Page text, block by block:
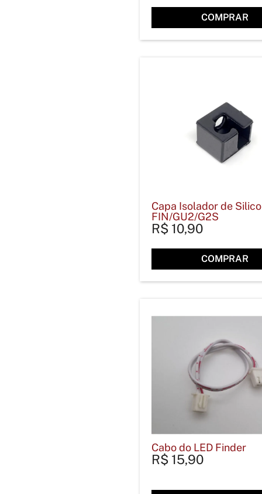
COMPRAR
Capa Isolador de
FIN/GU2/G2S
R$ 10,90
COMPRAR
Cabo do LED Finder
R$ 15,90